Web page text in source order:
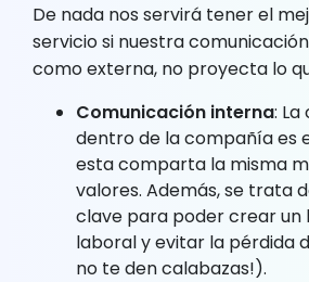
De nada nos servirá tener el
servicio si nuestra
como externa, no proyecta lo
Comunicación interna:
dentro de la compañía es
esta comparta la misma
valores. Además, se trata
clave para poder crear un
laboral y evitar la pérdida
no te den calabazas!).